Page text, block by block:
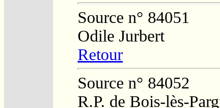
Source n° 84051
Odile Jurbert
Retour
Source n° 84052
R.P. de Bois-lès-